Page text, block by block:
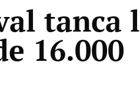
tanca
16.000